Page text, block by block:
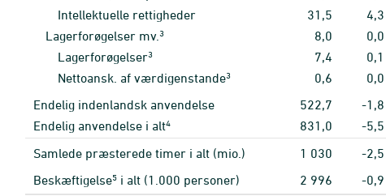
Intellektuelle rettigheder
31,5 4,3
Lagerforøgelser mv. 3 8,0 0,0
Lagerforøgelser3 7,4 0,1
Nettoansk. af værdigenstande3 0,6 0,0
Endelig indenlandsk anvendelse
522,7 -1,8
Endelig anvendelse i alt4 831,0 -5,5
Samlede præsterede timer i alt (mio.)
1 030 -2,5
Beskæftigelse5 i alt (1.000 personer) 2 996 -0,9